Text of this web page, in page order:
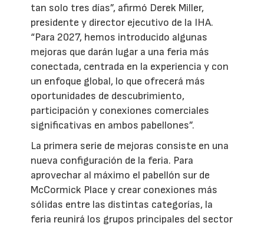
tan solo tres días”, afirmó Derek Miller,
presidente y director ejecutivo de la IHA.
“Para 2027, hemos introducido algunas
mejoras que darán lugar a una feria más
conectada, centrada en la experiencia y con
un enfoque global, lo que ofrecerá más
oportunidades de descubrimiento,
participación y conexiones comerciales
significativas en ambos pabellones”.
La primera serie de mejoras consiste en una
nueva configuración de la feria. Para
aprovechar al máximo el pabellón sur de
McCormick Place y crear conexiones más
sólidas entre las distintas categorías, la
feria reunirá los grupos principales del sector